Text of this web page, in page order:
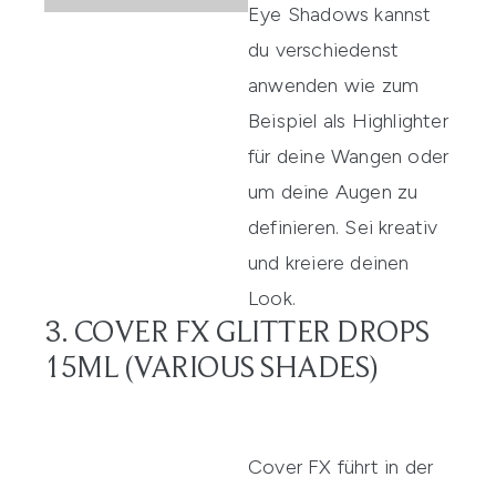
Eye Shadows kannst
du verschiedenst
anwenden wie zum
Beispiel als Highlighter
für deine Wangen oder
um deine Augen zu
definieren. Sei kreativ
und kreiere deinen
Look.
3. COVER FX GLITTER DROPS
15ML (VARIOUS SHADES)
Cover FX führt in der